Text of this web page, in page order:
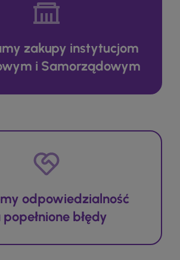
zakupy instytucjom
i Samorządowym
odpowiedzialność
popełnione błędy